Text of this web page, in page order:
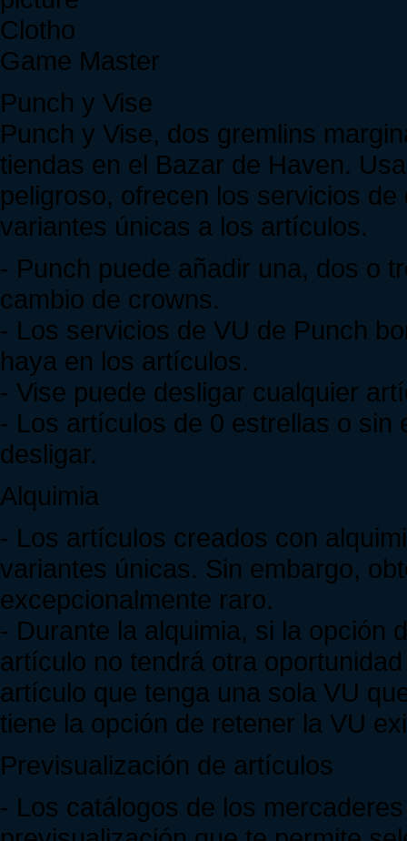
Clotho
Game Master
Punch y Vise
Punch y Vise, dos gremlins
tiendas en el Bazar de Haven.
peligroso, ofrecen los servicios
variantes únicas a los artículos.
- Punch puede añadir una, dos o
cambio de crowns.
- Los servicios de VU de Punch
haya en los artículos.
- Vise puede desligar cualquier
- Los artículos de 0 estrellas o
desligar.
Alquimia
- Los artículos creados con
variantes únicas. Sin embargo,
excepcionalmente raro.
- Durante la alquimia, si la opción
artículo no tendrá otra
artículo que tenga una sola VU
tiene la opción de retener la VU
Previsualización de artículos
- Los catálogos de los